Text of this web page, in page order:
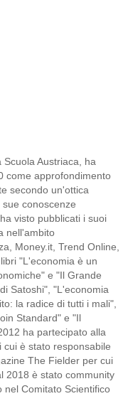
Austriaca, ha
come approfondimento
secondo un'ottica
conoscenze
visto pubblicati i suoi
nell'ambito
Money.it, Trend Online,
"L'economia è un
e "Il Grande
Satoshi", "L'economia
la radice di tutti i mali",
Standard" e "Il
ha partecipato alla
è stato responsabile
The Fielder per cui
2018 è stato community
nel Comitato Scientifico